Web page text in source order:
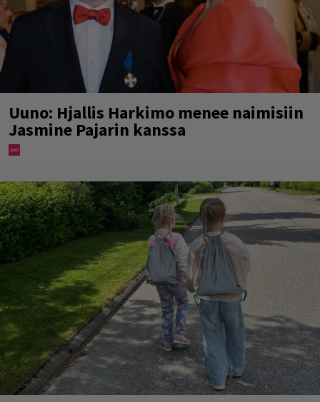
Uuno: Hjallis Harkimo menee naimisiin
Jasmine Pajarin kanssa